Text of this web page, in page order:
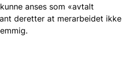
anses som «avtalt
deretter at merarbeidet ikke